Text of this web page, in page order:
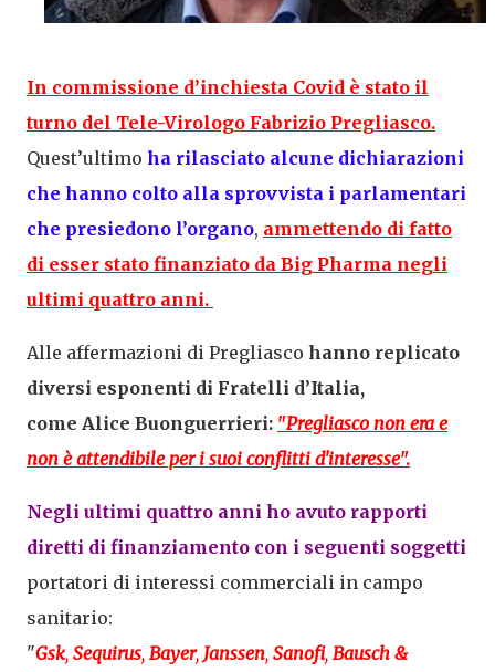
In commissione d’inchiesta Covid è stato il
turno del Tele-Virologo Fabrizio Pregliasco.
Quest’ultimo ha rilasciato alcune dichiarazioni
che hanno colto alla sprovvista i parlamentari
che presiedono l’organo, ammettendo di fatto
di esser stato finanziato da Big Pharma negli
ultimi quattro anni.
Alle affermazioni di Pregliasco hanno replicato
diversi esponenti di Fratelli d’Italia,
come Alice Buonguerrieri: "Pregliasco non era e
non è attendibile per i suoi conflitti d'interesse".
Negli ultimi quattro anni ho avuto rapporti
diretti di finanziamento con i seguenti soggetti
portatori di interessi commerciali in campo
sanitario:
"Gsk, Sequirus, Bayer, Janssen, Sanofi, Bausch &